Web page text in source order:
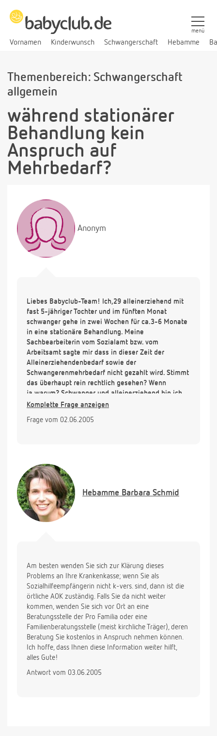
Vornamen Kinderwunsch Schwangerschaft Hebamme
menü
Themenbereich: Schwangerschaft
allgemein
während stationärer
Behandlung kein
Anspruch auf
Mehrbedarf?
Anonym
Liebes Babyclub-Team! Ich,29 alleinerziehend mit
fast 5-jähriger Tochter und im fünften Monat
schwanger gehe in zwei Wochen für ca.3-6 Monate
in eine stationäre Behandlung. Meine
Sachbearbeiterin vom Sozialamt bzw. vom
Arbeitsamt sagte mir dass in dieser Zeit der
Alleinerziehendenbedarf sowie der
Schwangerenmehrbedarf nicht gezahlt wird. Stimmt
das überhaupt rein rechtlich gesehen? Wenn
ja,warum? Schwanger und alleinerziehend bin ich
doch auch dann noch... Ich wäre Ihnen sehr dankbar
könnten! Bis dahin...
Komplette Frage anzeigen
Frage vom 02.06.2005
Hebamme Barbara Schmid
Am besten wenden Sie sich zur Klärung dieses
Problems an Ihre Krankenkasse; wenn Sie als
Sozialhilfeempfängerin nicht k-vers. sind, dann ist die
örtliche AOK zuständig. Falls Sie da nicht weiter
kommen, wenden Sie sich vor Ort an eine
Beratungsstelle der Pro Familia oder eine
Familienberatungsstelle (meist kirchliche Träger), deren
Beratung Sie kostenlos in Anspruch nehmen können.
Ich hoffe, dass Ihnen diese Information weiter hilft,
alles Gute!
Antwort vom 03.06.2005